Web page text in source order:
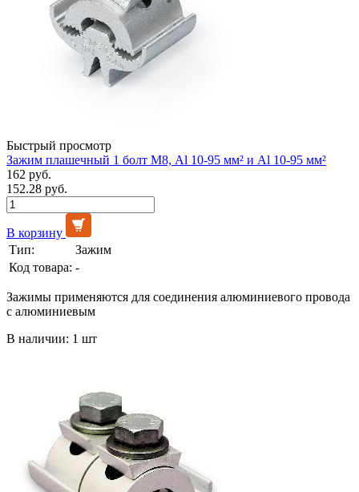
Быстрый просмотр
Зажим плашечный 1 болт М8, Al 10-95 мм² и Al 10-95 мм²
162 руб.
152.28 руб.
В корзину
Тип:
Зажим
Код товара: -
Зажимы применяются для соединения алюминиевого провода
с алюминиевым
В наличии: 1 шт